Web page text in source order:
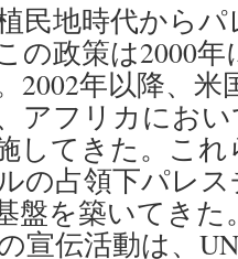
民地時代からパ
政策は2000年
2002年以降、
アフリカにお
してきた。こ
の占領下パレ
盤を築いてき
宣伝活動は、